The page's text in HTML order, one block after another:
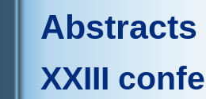
Abstracts
XXIII